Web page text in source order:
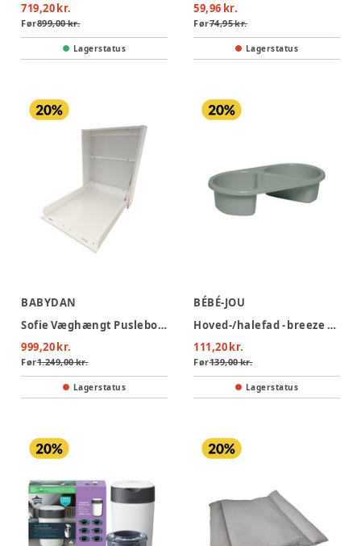
719,20 kr.
Før899,00 kr.
Lagerstatus
59,96 kr.
Før74,95 kr.
Lagerstatus
BABYDAN
Sofie Væghængt Puslebord - hvid
999,20 kr.
Før1.249,00 kr.
Lagerstatus
BÉBÉ-JOU
Hoved-/halefad - breeze green
111,20 kr.
Før139,00 kr.
Lagerstatus